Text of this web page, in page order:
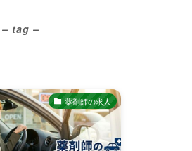
– tag –
薬剤師の求人